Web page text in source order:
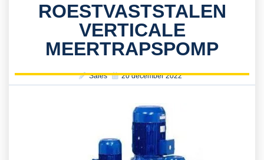
ROESTVASTSTALEN
VERTICALE
MEERTRAPSPOMP
Sales 20 december 2022